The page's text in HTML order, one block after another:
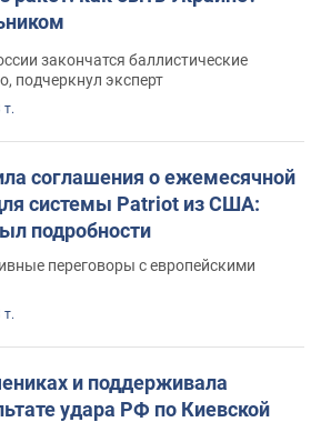
закончатся баллистические
подчеркнул эксперт
т.
соглашения о ежемесячной
системы Patriot из США:
подробности
переговоры с европейскими
т.
и поддерживала
удара РФ по Киевской